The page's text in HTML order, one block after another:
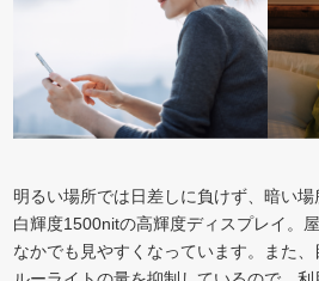
明るい場所では日差しに負けず、暗い
白輝度1500nitの高輝度ディスプレイ。
なかでも見やすくなっています。また